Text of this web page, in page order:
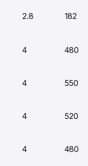
2.8 182
4 480
4 550
4 520
4 480